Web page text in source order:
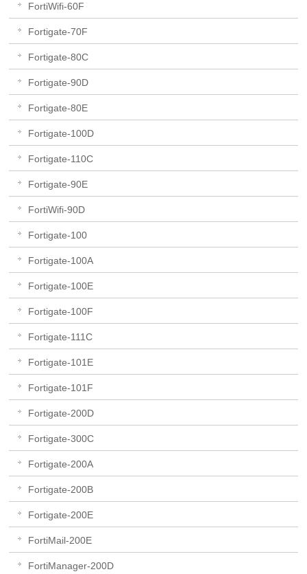
FortiWifi-60F
Fortigate-70F
Fortigate-80C
Fortigate-90D
Fortigate-80E
Fortigate-100D
Fortigate-110C
Fortigate-90E
FortiWifi-90D
Fortigate-100
Fortigate-100A
Fortigate-100E
Fortigate-100F
Fortigate-111C
Fortigate-101E
Fortigate-101F
Fortigate-200D
Fortigate-300C
Fortigate-200A
Fortigate-200B
Fortigate-200E
FortiMail-200E
FortiManager-200D